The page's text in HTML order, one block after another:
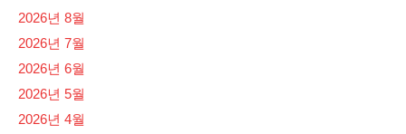
2026년 8월
2026년 7월
2026년 6월
2026년 5월
2026년 4월